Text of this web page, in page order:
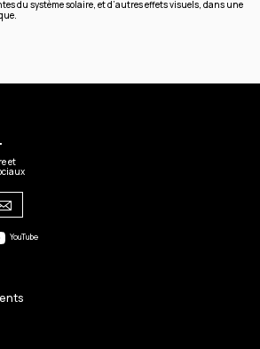
du système solaire, et d’autres effets visuels, dans une
et
YouTube